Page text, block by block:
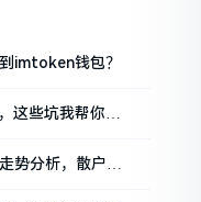
imtoken钱包？
这些坑我帮你趟
势分析，散户如